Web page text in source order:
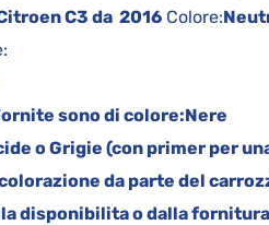
C3 da 2016 Colore:
sono di colore:Nere
o Grigie (con primer per
da parte del
disponibilita o dalla